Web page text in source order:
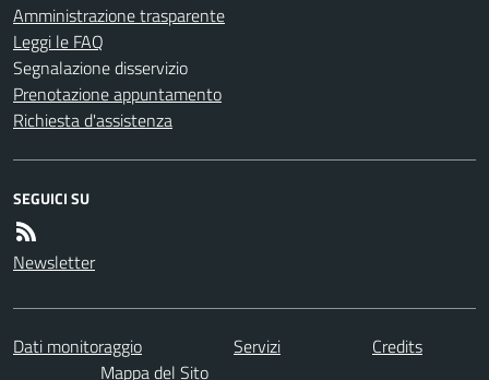
Amministrazione trasparente
Leggi le FAQ
Segnalazione disservizio
Prenotazione appuntamento
Richiesta d'assistenza
SEGUICI SU
Newsletter
Dati monitoraggio Servizi
Credits
Mappa del Sito